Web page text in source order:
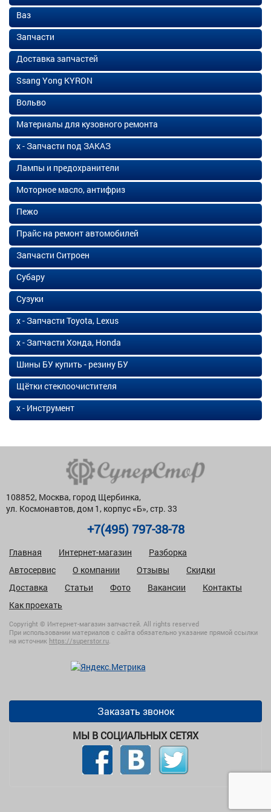
Ваз
Запчасти
Доставка запчастей
Ssang Yong KYRON
Вольво
Материалы для кузовного ремонта
х - Запчасти под ЗАКАЗ
Лампы и предохранители
Моторное масло, антифриз
Пежо
Прайс на ремонт автомобилей
Запчасти Ситроен
Субару
Сузуки
х - Запчасти Toyota, Lexus
х - Запчасти Хонда, Honda
Шины БУ купить - резину БУ
Щётки стеклоочистителя
х - Инструмент
108852, Москва, город Щербинка,
ул. Космонавтов, дом 1, корпус «Б», стр. 33
+7(495) 797-38-78
Главная Интернет-магазин
Разборка
Автосервис
О компании Отзывы
Скидки
Доставка
Статьи Фото Вакансии
Контакты
Как проехать
Copyright © Интернет-магазин запчастей. All rights reserved
При использовании материалов с сайта обязательно указание прямой ссылки
на источник https://superstor.ru
Заказать звонок
МЫ В СОЦИАЛЬНЫХ СЕТЯХ